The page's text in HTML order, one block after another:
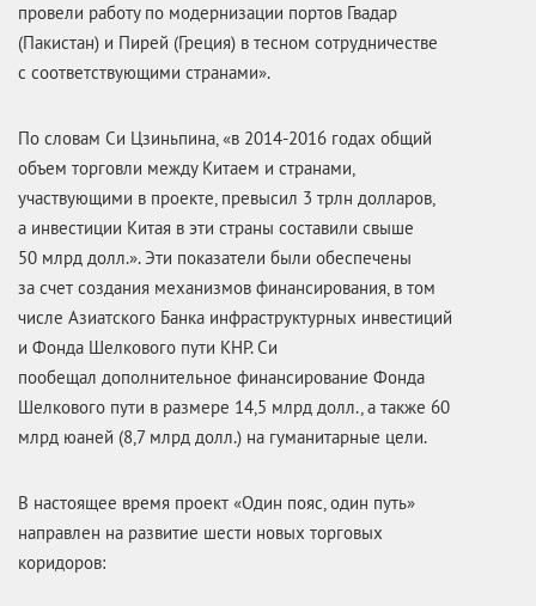
провели работу по модернизации портов Гвадар
(Пакистан) и Пирей (Греция) в тесном сотрудничестве
с соответствующими странами».
По словам Си Цзиньпина, «в 2014-2016 годах общий
объем торговли между Китаем и странами,
участвующими в проекте, превысил 3 трлн долларов,
а инвестиции Китая в эти страны составили свыше
50 млрд долл.». Эти показатели были обеспечены
за счет создания механизмов финансирования, в том
числе Азиатского Банка инфраструктурных инвестиций
и Фонда Шелкового пути КНР. Си
пообещал дополнительное финансирование Фонда
Шелкового пути в размере 14,5 млрд долл., а также 60
млрд юаней (8,7 млрд долл.) на гуманитарные цели.
В настоящее время проект «Один пояс, один путь»
направлен на развитие шести новых торговых
коридоров: